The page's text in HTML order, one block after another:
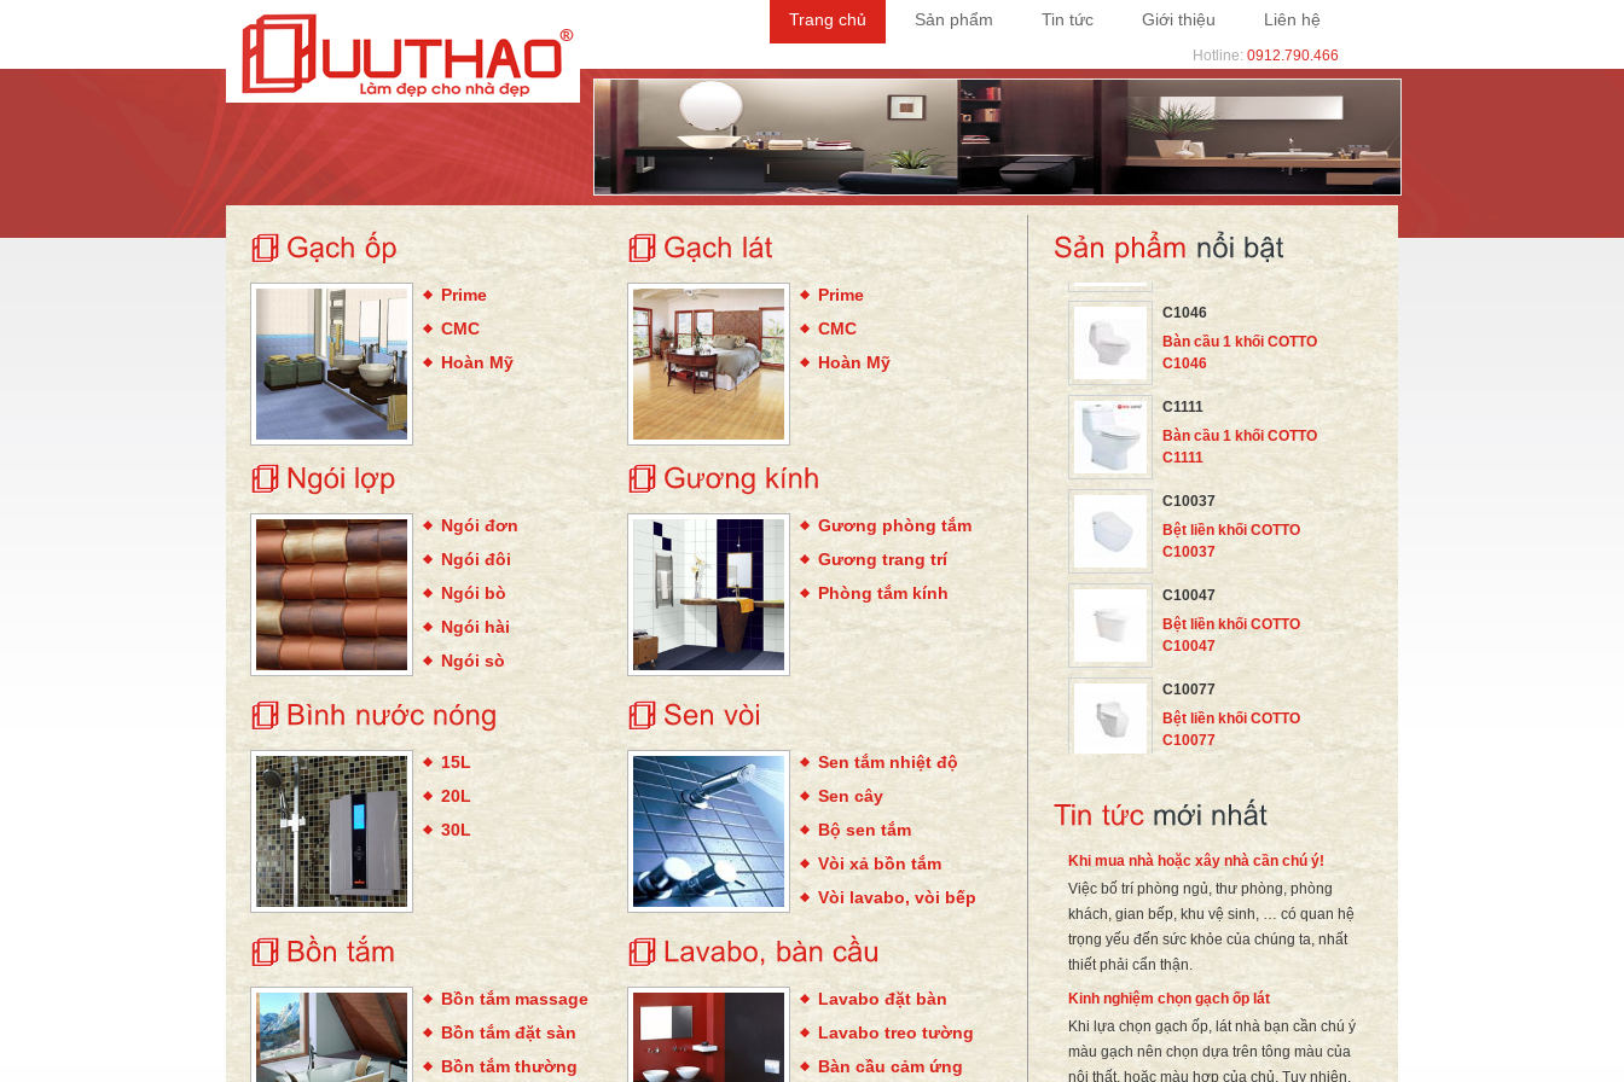
Trang chủ Sản phẩm Tin tức Giới thiệu Liên hệ
Hotline: 0912.790.466
Prime
CMC
Hoàn Mỹ
Prime
CMC
Hoàn Mỹ
Ngói đơn
Ngói đôi
Ngói bò
Ngói hài
Ngói sò
Gương phòng tắm
Gương trang trí
Phòng tắm kính
15L
20L
30L
Sen tắm nhiệt độ
Sen cây
Bộ sen tắm
Vòi xả bồn tắm
Vòi lavabo, vòi bếp
Bồn tắm massage
Bồn tắm đặt sàn
Bồn tắm thường
Lavabo đặt bàn
Lavabo treo tường
Bàn cầu cảm ứng
C1046
Bàn cầu 1 khối COTTO
C1046
C1111
Bàn cầu 1 khối COTTO
C1111
Bệt liền khối COTTO
C10037
C10047
Bệt liền khối COTTO
C10047
C10077
Bệt liền khối COTTO
C10077
C10127
Bệt liền khối COTTO
C10127
Bệt liền khối COTTO
C10187
C10317
Bệt liền khối COTTO
C10317
C15027
Bệt liền khối COTTO
C10527
C10717
Bệt liền khối COTTO
C10717
Khi mua nhà hoặc xây nhà cần chú ý!
Việc bố trí phòng ngủ, thư phòng, phòng
khách, gian bếp, khu vệ sinh, … có quan hệ
trọng yếu đến sức khỏe của chúng ta, nhất
thiết phải cẩn thận.
Kinh nghiệm chọn gạch ốp lát
Khi lựa chọn gạch ốp, lát nhà bạn cần chú ý
màu gạch nên chọn dựa trên tông màu của
nội thất, hoặc màu hợp của chủ. Tuy nhiên,